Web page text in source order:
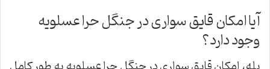
آیا امکان قایق سواری در جنگل حرا عسلویه
وجود دارد؟